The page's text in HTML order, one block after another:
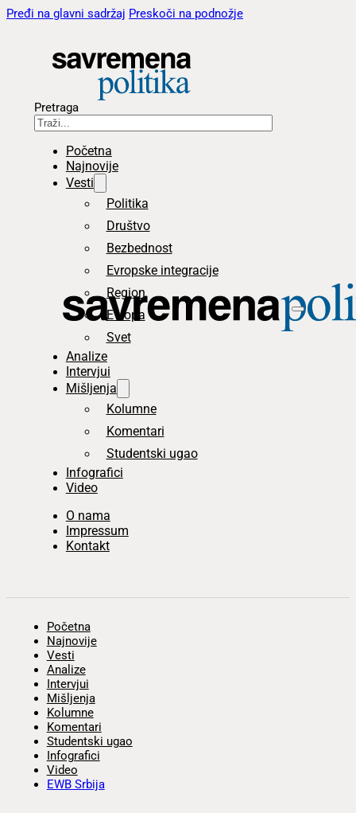
Pređi na glavni sadržaj Preskoči na podnožje
Pretraga
Početna
Najnovije
Vesti
Politika
Društvo
Bezbednost
Evropske integracije
Region
Evropa
Svet
Analize
Intervjui
Mišljenja
Kolumne
Komentari
Studentski ugao
Infografici
Video
O nama
Impressum
Kontakt
Početna
Najnovije
Vesti
Analize
Intervjui
Mišljenja
Kolumne
Komentari
Studentski ugao
Infografici
Video
EWB Srbija